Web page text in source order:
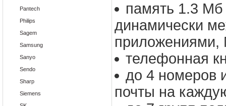
Pantech
Philips
Sagem
Samsung
Sanyo
Sendo
Sharp
Siemens
память 1.3 Мб
динамически
приложениями,
телефонная
до 4 номеров
почты на